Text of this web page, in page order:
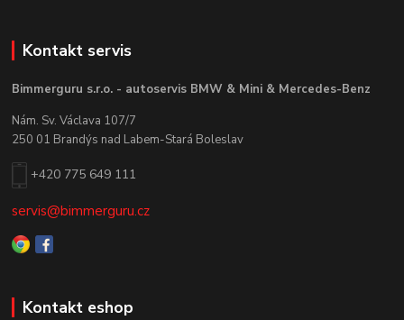
Kontakt servis
Bimmerguru s.r.o. - autoservis BMW & Mini & Mercedes-Benz
Nám. Sv. Václava 107/7
250 01 Brandýs nad Labem-Stará Boleslav
+420 775 649 111
servis@bimmerguru.cz
Kontakt eshop